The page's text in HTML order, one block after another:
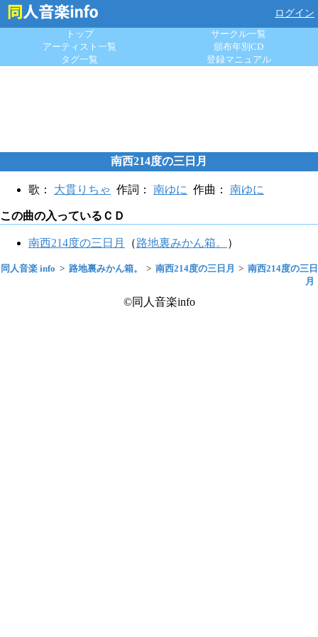
ログイン
トップ
サークル一覧
アーティスト一覧
頒布年別CD
タグ一覧
登録マニュアル
南西214度の三日月
歌： 大貫りちゃ 作詞： 南ゆに 作曲： 南ゆに
この曲の入っているＣＤ
南西214度の三日月 （路地裏みかん箱。 ）
同人音楽 info 路地裏みかん箱。 南西214度の三日月
南西214度の三日
月
©同人音楽info